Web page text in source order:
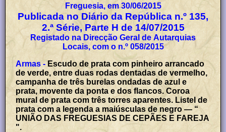
Freguesia, em 30/06/2015
Publicada no Diário da República n.º 135,
2.ª Série, Parte H de 14/07/2015
Registado na Direcção Geral de Autarquias
Locais, com o n.º 058/2015
Armas - Escudo de prata com pinheiro arrancado
de verde, entre duas rodas dentadas de vermelho,
campanha de três burelas ondadas de azul e
prata, movente da ponta e dos flancos. Coroa
mural de prata com três torres aparentes. Listel de
prata com a legenda a maiúsculas de negro — “
UNIÃO DAS FREGUESIAS DE CEPÃES E FAREJA
".